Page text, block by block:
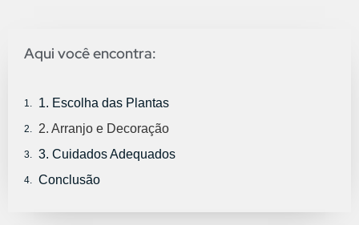
Aqui você encontra:
1. Escolha das Plantas
2. Arranjo e Decoração
3. Cuidados Adequados
Conclusão